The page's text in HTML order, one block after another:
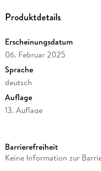
Produktdetails
Erscheinungsdatum
06. Februar 2025
Sprache
deutsch
Auflage
13. Auflage
Reihe
Barrierefreiheit
Keine Information zur